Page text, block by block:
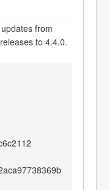
from
to 4.4.0.